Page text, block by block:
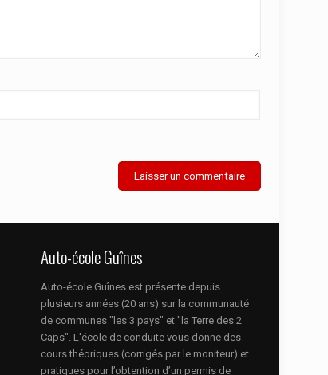
Auto-école Guînes
Auto-école Guînes est présente depuis
plusieurs années (20 ans) sur la communauté
de communes "les 3 pays" et "la Terre des 2
Caps". L'école de conduite vous donne des
cours théoriques (corrigés par le moniteur) et
pratiques pour l’obtention d’un permis de